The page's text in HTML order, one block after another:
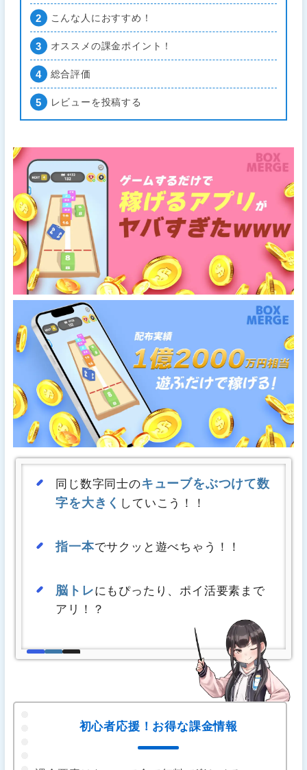
こんな人におすすめ！
オススメの課金ポイント！
総合評価
レビューを投稿する
同じ数字同士のキューブをぶつけて数
字を大きく していこう！！
指一本でサクッと遊べちゃう！！
脳トレにもぴったり、ポイ活要素まで
アリ！？
初心者応援！お得な課金情報